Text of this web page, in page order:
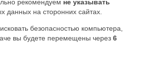
рекомендуем не указывать
данных на сторонних сайтах.
безопасностью компьютера,
вы будете перемещены через 6